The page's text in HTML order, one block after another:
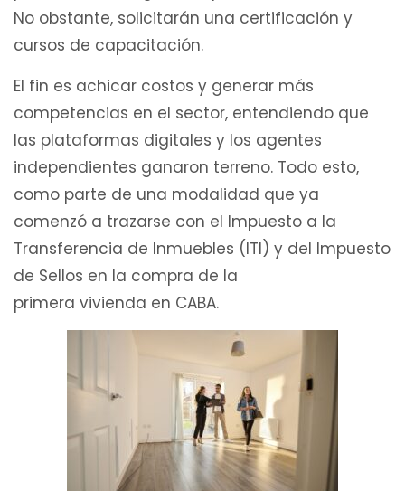
No obstante, solicitarán una certificación y
cursos de capacitación.
El fin es achicar costos y generar más
competencias en el sector, entendiendo que
las plataformas digitales y los agentes
independientes ganaron terreno. Todo esto,
como parte de una modalidad que ya
comenzó a trazarse con el Impuesto a la
Transferencia de Inmuebles (ITI) y del Impuesto
de Sellos en la compra de la
primera vivienda en CABA.